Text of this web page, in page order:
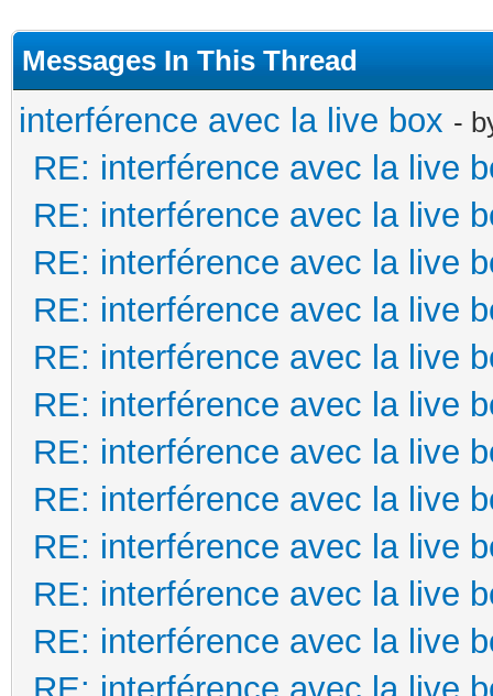
Messages In This Thread
interférence avec la live box -
RE: interférence avec la live
RE: interférence avec la live
RE: interférence avec la live
RE: interférence avec la live
RE: interférence avec la live
RE: interférence avec la live
RE: interférence avec la live
RE: interférence avec la live
RE: interférence avec la live
RE: interférence avec la live
RE: interférence avec la live